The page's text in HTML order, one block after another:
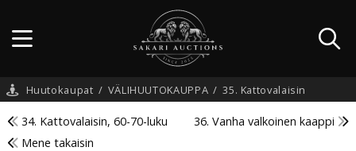
Huutokaupat / VÄLIHUUTOKAUPPA / 35. Kattovalaisin
34. Kattovalaisin, 60-70-luku
36. Vanha valkoinen kaappi
Mene takaisin